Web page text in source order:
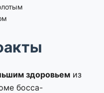
здоровьемиз
босса-